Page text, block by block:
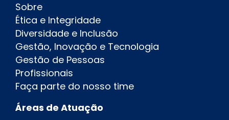
Sobre
Ética e Integridade
Diversidade e Inclusão
Gestão, Inovação e Tecnologia
Gestão de Pessoas
Profissionais
Faça parte do nosso time
Áreas de Atuação